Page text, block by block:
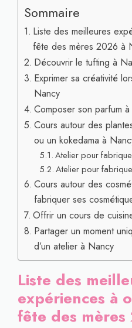
Sommaire
Liste des meilleures
fête des mères 2026 à
Découvrir le tufting à
Exprimer sa créativité
Nancy
Composer son parfum
Cours autour des
ou un kokedama à
Atelier pour
Atelier pour
Cours autour des
fabriquer ses
Offrir un cours de
Partager un moment
d’un atelier à Nancy
Liste des
expériences à
fête des